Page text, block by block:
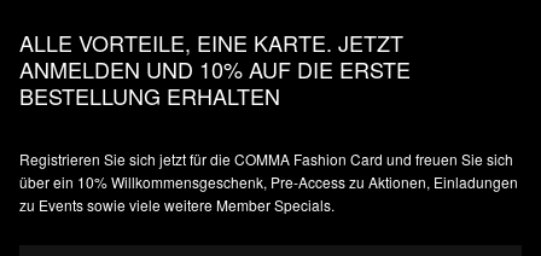
ALLE VORTEILE, EINE KARTE. JETZT
ANMELDEN UND 10% AUF DIE ERSTE
BESTELLUNG ERHALTEN
Registrieren Sie sich jetzt für die COMMA Fashion Card und freuen Sie sich
über ein 10% Willkommensgeschenk, Pre-Access zu Aktionen, Einladungen
zu Events sowie viele weitere Member Specials.